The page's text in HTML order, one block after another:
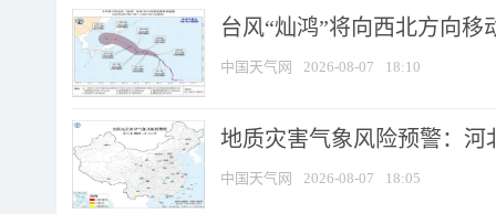
台风“灿鸿”将向西北方向移
中国天气网 2026-08-07 18:10
地质灾害气象风险预警：河
中国天气网 2026-08-07 18:05